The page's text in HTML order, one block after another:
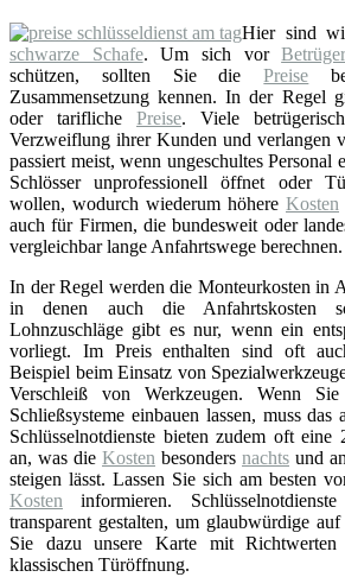
Hier sind
schwarze Schafe. Um sich vor
schützen, sollten Sie diePreise
Zusammensetzung kennen. In der Regel
oder tarifliche Preise. Viele
Verzweiflung ihrer Kunden und verlangen
passiert meist, wenn ungeschultes Personal
Schlösser unprofessionell öffnet oder
wollen, wodurch wiederum höhere Kosten
auch für Firmen, die bundesweit oder
vergleichbar lange Anfahrtswege berechnen.
In der Regel werden die Monteurkosten in
in denen auch die Anfahrtskosten
Lohnzuschläge gibt es nur, wenn ein
vorliegt. Im Preis enthalten sind oft
Beispiel beim Einsatz von
Verschleiß von Werkzeugen. Wenn
Schließsysteme einbauen lassen, muss das
Schlüsselnotdienste bieten zudem oft eine
an, was die Kosten besonders nachts und
steigen lässt. Lassen Sie sich am besten
Kosten informieren.
transparent gestalten, um glaubwürdige
Sie dazu unsere Karte mit
klassischen Türöffnung.